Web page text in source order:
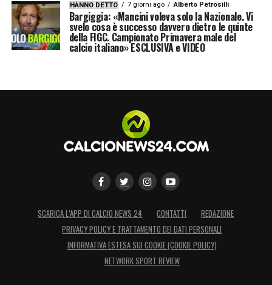
HANNO DETTO 7 giorni ago Alberto Petrosilli
Bargiggia: «Mancini voleva solo la Nazionale. Vi
svelo cosa è successo davvero dietro le quinte
della FIGC. Campionato Primavera male del
calcio italiano» ESCLUSIVA e VIDEO
SCARICA L’APP DI CALCIO NEWS 24 CONTATTI
REDAZIONE
PRIVACY POLICY E TRATTAMENTO DEI DATI PERSONALI
INFORMATIVA ESTESA SUI COOKIE (COOKIE POLICY)
NETWORK SPORT REVIEW